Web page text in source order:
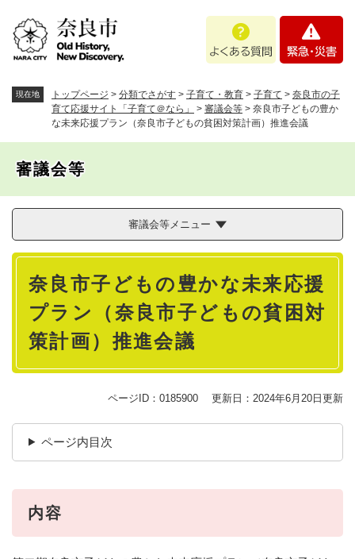
。
あ
問
・
現在地 トップページ > 分類でさがす > 子育て・教育 > 子育て > 奈良市の子
育て応援サイト「子育て＠なら」
> 審議会等 > 奈良市子どもの豊か
な未来応援プラン（奈良市子どもの貧困対策計画）推進会議
審議会等
審議会等メニュー
本
奈良市子どもの豊かな未来応援
プラン（奈良市子どもの貧困対
策計画）推進会議
ページID：0185900 更新日：2024年6月20日更新
ページ内目次
内容